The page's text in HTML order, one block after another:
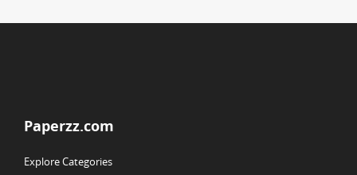
Paperzz.com
Explore Categories